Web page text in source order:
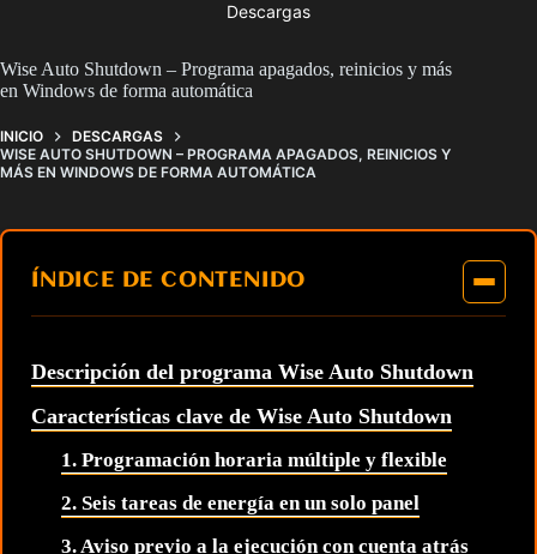
Descargas
Wise Auto Shutdown – Programa apagados, reinicios y más
en Windows de forma automática
INICIO
DESCARGAS
WISE AUTO SHUTDOWN – PROGRAMA APAGADOS, REINICIOS Y
MÁS EN WINDOWS DE FORMA AUTOMÁTICA
ÍNDICE DE CONTENIDO
Descripción del programa Wise Auto Shutdown
Características clave de Wise Auto Shutdown
1. Programación horaria múltiple y flexible
2. Seis tareas de energía en un solo panel
3. Aviso previo a la ejecución con cuenta atrás